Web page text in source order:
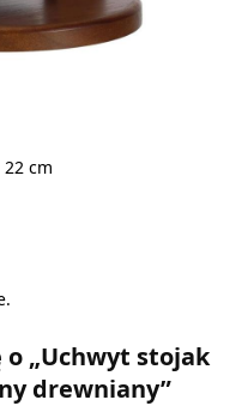
22 cm
„Uchwyt stojak
drewniany”